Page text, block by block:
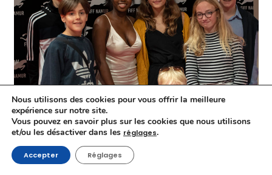
Medina Diarra, une des jeunes comédiennes de
Prix du Jury Junior, entourée des jeunes jurés
Nous utilisons des cookies pour vous offrir la meilleure
expérience sur notre site.
Vous pouvez en savoir plus sur les cookies que nous utilisons
et/ou les désactiver dans les réglages.
Accepter Réglages